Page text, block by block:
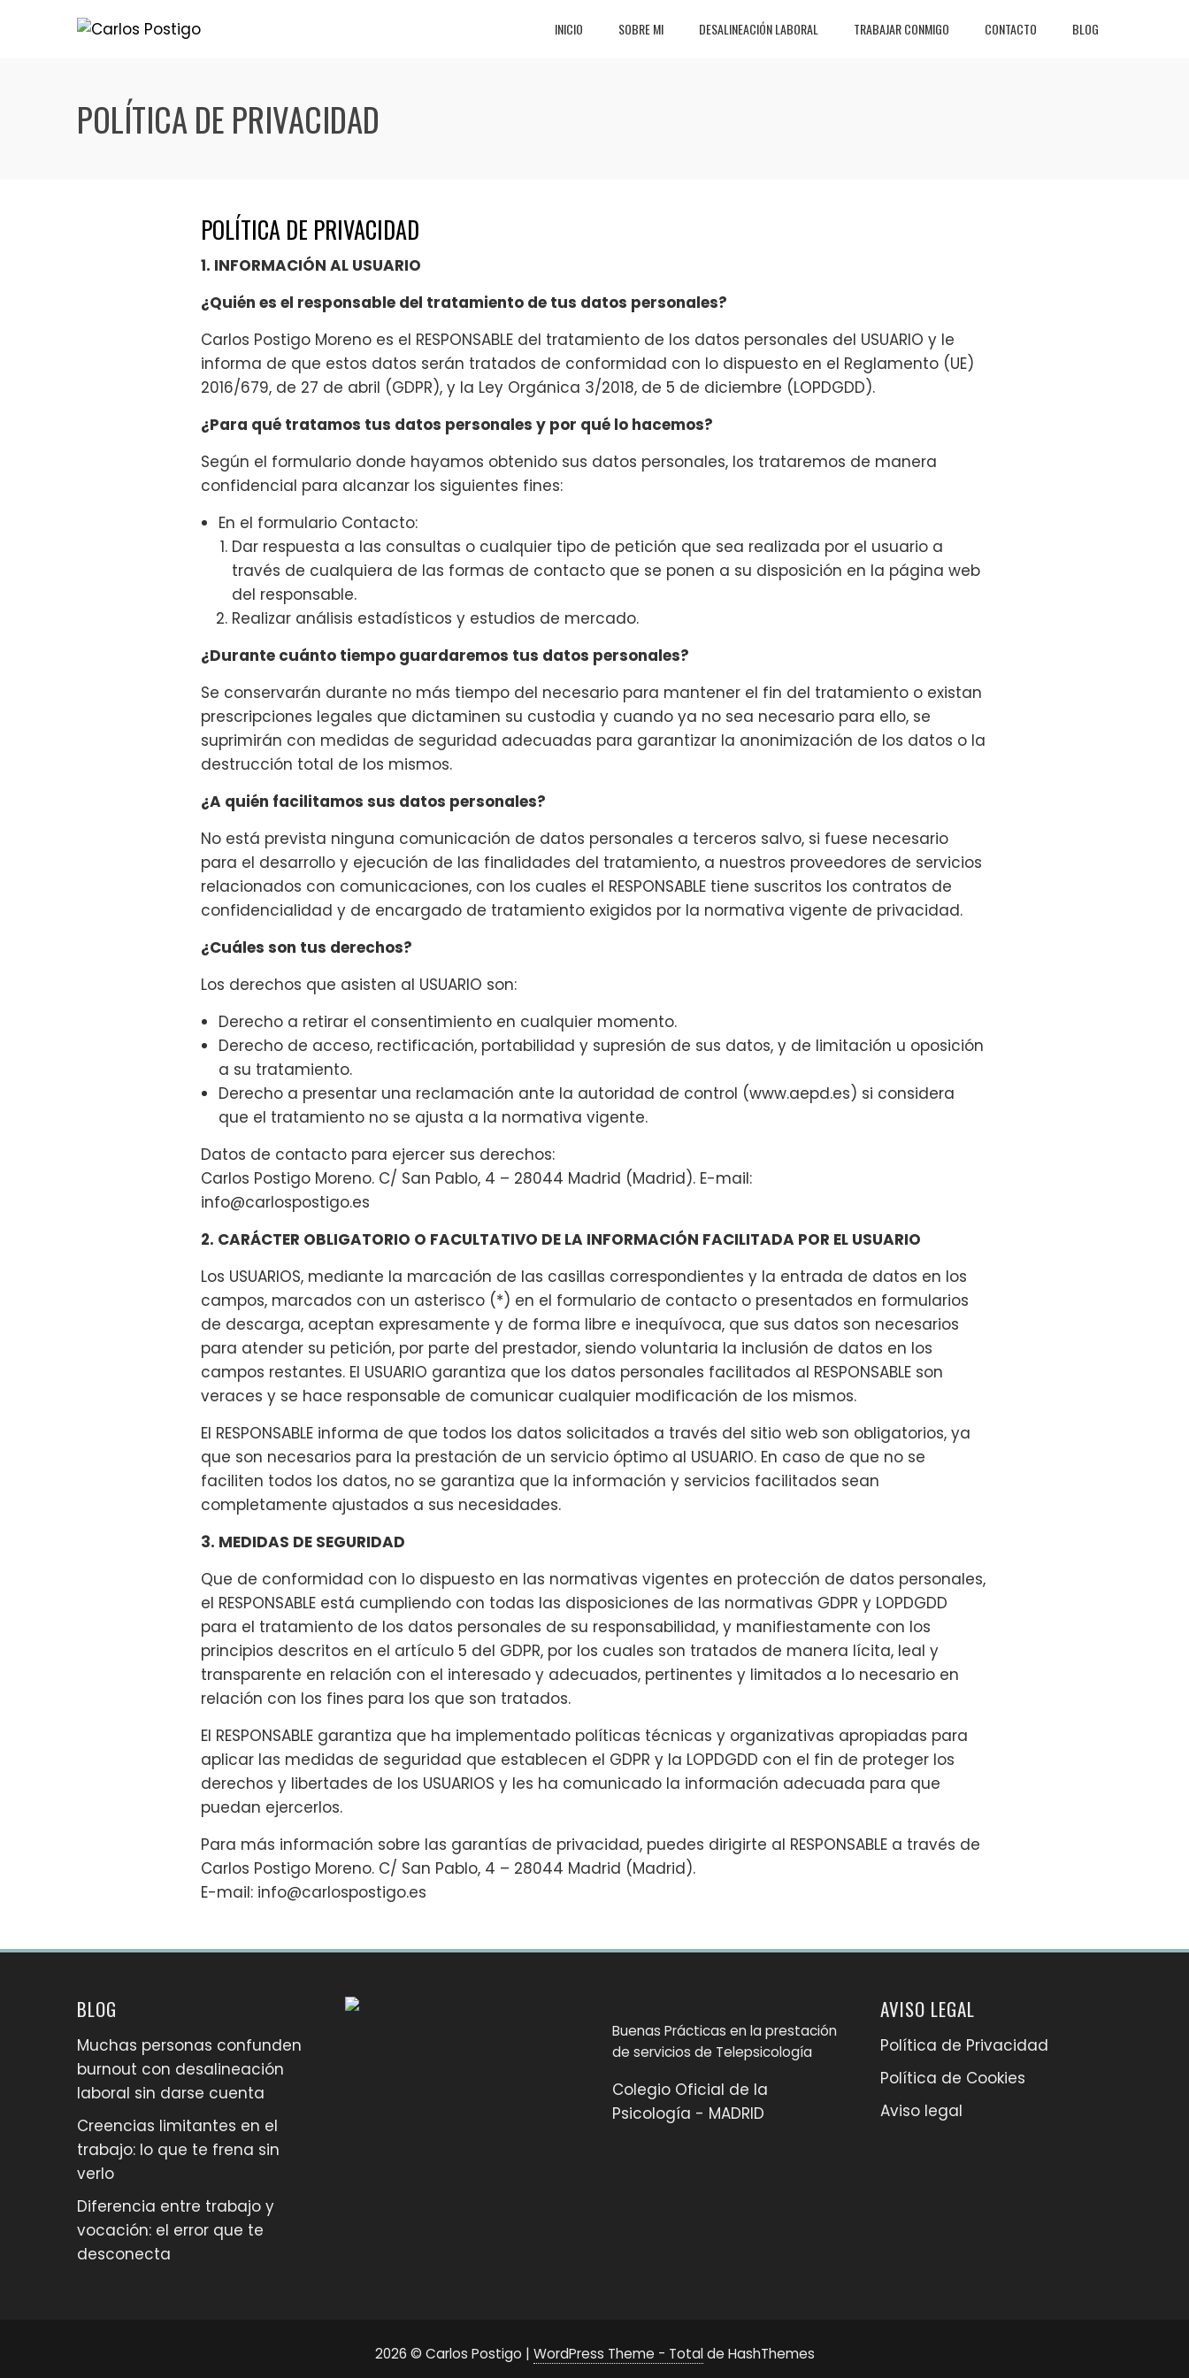
INICIO SOBRE MI DESALINEACIÓN LABORAL TRABAJAR CONMIGO CONTACTO BLOG
POLÍTICA DE PRIVACIDAD
POLÍTICA DE PRIVACIDAD
1. INFORMACIÓN AL USUARIO
¿Quién es el responsable del tratamiento de tus datos personales?
Carlos Postigo Moreno es el RESPONSABLE del tratamiento de los datos personales del USUARIO y le
informa de que estos datos serán tratados de conformidad con lo dispuesto en el Reglamento (UE)
2016/679, de 27 de abril (GDPR), y la Ley Orgánica 3/2018, de 5 de diciembre (LOPDGDD).
¿Para qué tratamos tus datos personales y por qué lo hacemos?
Según el formulario donde hayamos obtenido sus datos personales, los trataremos de manera
confidencial para alcanzar los siguientes fines:
En el formulario Contacto:
Dar respuesta a las consultas o cualquier tipo de petición que sea realizada por el usuario a
través de cualquiera de las formas de contacto que se ponen a su disposición en la página web
del responsable.
Realizar análisis estadísticos y estudios de mercado.
¿Durante cuánto tiempo guardaremos tus datos personales?
Se conservarán durante no más tiempo del necesario para mantener el fin del tratamiento o existan
prescripciones legales que dictaminen su custodia y cuando ya no sea necesario para ello, se
suprimirán con medidas de seguridad adecuadas para garantizar la anonimización de los datos o la
destrucción total de los mismos.
¿A quién facilitamos sus datos personales?
No está prevista ninguna comunicación de datos personales a terceros salvo, si fuese necesario
para el desarrollo y ejecución de las finalidades del tratamiento, a nuestros proveedores de servicios
relacionados con comunicaciones, con los cuales el RESPONSABLE tiene suscritos los contratos de
confidencialidad y de encargado de tratamiento exigidos por la normativa vigente de privacidad.
¿Cuáles son tus derechos?
Los derechos que asisten al USUARIO son:
Derecho a retirar el consentimiento en cualquier momento.
Derecho de acceso, rectificación, portabilidad y supresión de sus datos, y de limitación u oposición
a su tratamiento.
Derecho a presentar una reclamación ante la autoridad de control (www.aepd.es) si considera
que el tratamiento no se ajusta a la normativa vigente.
Datos de contacto para ejercer sus derechos:
Carlos Postigo Moreno. C/ San Pablo, 4 – 28044 Madrid (Madrid). E-mail:
info@carlospostigo.es
2. CARÁCTER OBLIGATORIO O FACULTATIVO DE LA INFORMACIÓN FACILITADA POR EL USUARIO
Los USUARIOS, mediante la marcación de las casillas correspondientes y la entrada de datos en los
campos, marcados con un asterisco (*) en el formulario de contacto o presentados en formularios
de descarga, aceptan expresamente y de forma libre e inequívoca, que sus datos son necesarios
para atender su petición, por parte del prestador, siendo voluntaria la inclusión de datos en los
campos restantes. El USUARIO garantiza que los datos personales facilitados al RESPONSABLE son
veraces y se hace responsable de comunicar cualquier modificación de los mismos.
El RESPONSABLE informa de que todos los datos solicitados a través del sitio web son obligatorios, ya
que son necesarios para la prestación de un servicio óptimo al USUARIO. En caso de que no se
faciliten todos los datos, no se garantiza que la información y servicios facilitados sean
completamente ajustados a sus necesidades.
3. MEDIDAS DE SEGURIDAD
Que de conformidad con lo dispuesto en las normativas vigentes en protección de datos personales,
el RESPONSABLE está cumpliendo con todas las disposiciones de las normativas GDPR y LOPDGDD
para el tratamiento de los datos personales de su responsabilidad, y manifiestamente con los
principios descritos en el artículo 5 del GDPR, por los cuales son tratados de manera lícita, leal y
transparente en relación con el interesado y adecuados, pertinentes y limitados a lo necesario en
relación con los fines para los que son tratados.
El RESPONSABLE garantiza que ha implementado políticas técnicas y organizativas apropiadas para
aplicar las medidas de seguridad que establecen el GDPR y la LOPDGDD con el fin de proteger los
derechos y libertades de los USUARIOS y les ha comunicado la información adecuada para que
puedan ejercerlos.
Para más información sobre las garantías de privacidad, puedes dirigirte al RESPONSABLE a través de
Carlos Postigo Moreno. C/ San Pablo, 4 – 28044 Madrid (Madrid).
E-mail: info@carlospostigo.es
BLOG
Muchas personas confunden
burnout con desalineación
laboral sin darse cuenta
Creencias limitantes en el
trabajo: lo que te frena sin
verlo
Diferencia entre trabajo y
vocación: el error que te
desconecta
Buenas Prácticas en la prestación
de servicios de Telepsicología
Colegio Oficial de la
Psicología - MADRID
AVISO LEGAL
Política de Privacidad
Política de Cookies
Aviso legal
2026 © Carlos Postigo | WordPress Theme - Totalde HashThemes